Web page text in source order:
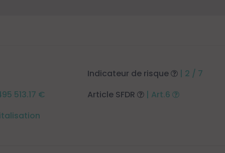
513.17 €
Indicateur de risque
| 2 / 7
Article SFDR
| Art.6